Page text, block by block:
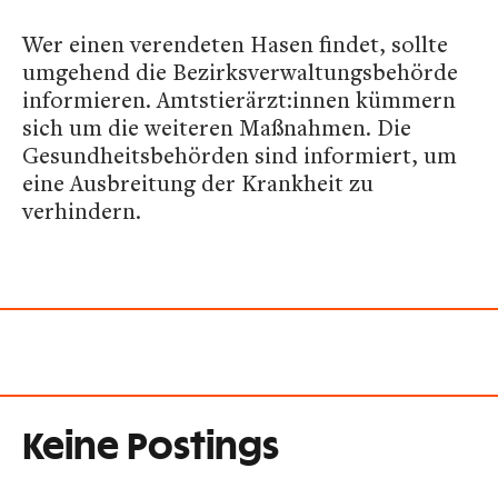
Wer einen verendeten Hasen findet, sollte
umgehend die Bezirksverwaltungsbehörde
informieren. Amtstierärzt:innen kümmern
sich um die weiteren Maßnahmen. Die
Gesundheitsbehörden sind informiert, um
eine Ausbreitung der Krankheit zu
verhindern.
Keine Postings